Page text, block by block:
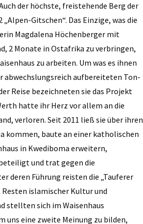
der höchste, freistehende Berg der
Gitschen“. Das Einzige, was die
Magdalena Höchenberger mit
2 Monate in Ostafrika zu verbringen,
zu arbeiten. Um was es ihnen
aufbereiteten Ton-
Reise bezeichneten sie das Projekt
hatte ihr Herz vor allem an die
verloren. Seit 2011 ließ sie über ihren
kommen, baute an einer katholischen
in Kwediboma erweitern,
und trat gegen die
deren Führung reisten die „Tauferer
islamischer Kultur und
stellten sich im Waisenhaus
uns eine zweite Meinung zu bilden,